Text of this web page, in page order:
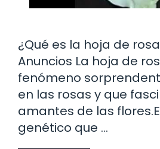
¿Qué es la hoja de
Anuncios La hoja de
fenómeno
en las rosas y que
amantes de las
genético que …